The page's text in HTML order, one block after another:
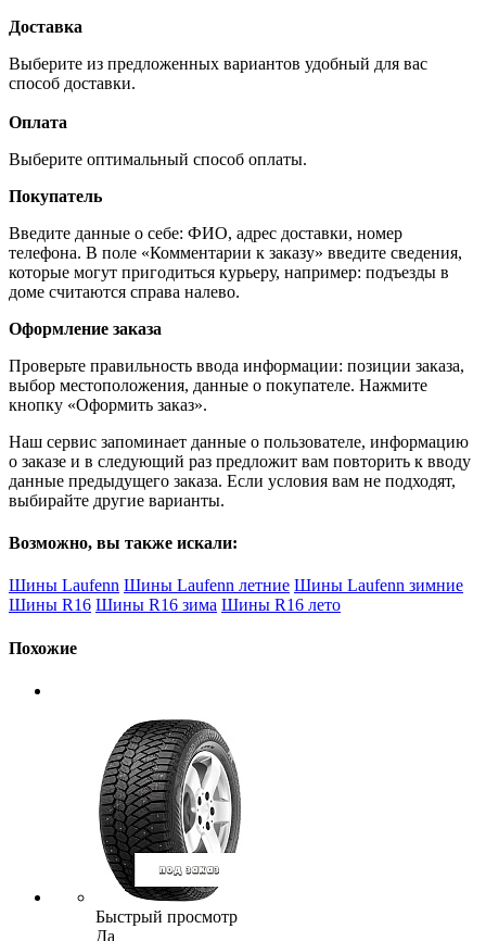
Доставка
Выберите из предложенных вариантов удобный для вас
способ доставки.
Оплата
Выберите оптимальный способ оплаты.
Покупатель
Введите данные о себе: ФИО, адрес доставки, номер
телефона. В поле «Комментарии к заказу» введите сведения,
которые могут пригодиться курьеру, например: подъезды в
доме считаются справа налево.
Оформление заказа
Проверьте правильность ввода информации: позиции заказа,
выбор местоположения, данные о покупателе. Нажмите
кнопку «Оформить заказ».
Наш сервис запоминает данные о пользователе, информацию
о заказе и в следующий раз предложит вам повторить к вводу
данные предыдущего заказа. Если условия вам не подходят,
выбирайте другие варианты.
Возможно, вы также искали:
Шины Laufenn Шины Laufenn летние Шины Laufenn зимние
Шины R16 Шины R16 зима Шины R16 лето
Похожие
Быстрый просмотр
Да